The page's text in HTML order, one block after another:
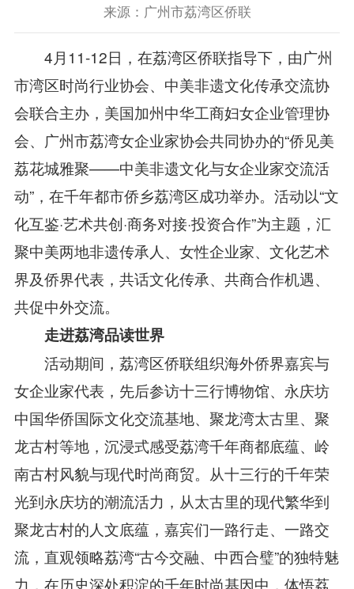
来源：广州市荔湾区侨联
4月 11-12日，在荔湾区侨联指导下，由广州
市湾区时尚行业协会、中美非遗文化传承交流协
会联合主办，美国加州中华工商妇女企业管理协
会、广州市荔湾女企业家协会共同协办的“侨见美
荔花城雅聚——中美非遗文化与女企业家交流活
动”，在千年都市侨乡荔湾区成功举办。活动以“文
化互鉴·艺术共创·商务对接·投资合作”为主题，汇
聚中美两地非遗传承人、女性企业家、文化艺术
界及侨界代表，共话文化传承、共商合作机遇、
共促中外交流。
走进荔湾品读世界
活动期间，荔湾区侨联组织海外侨界嘉宾与
女企业家代表，先后参访十三行博物馆、 永庆坊
中国华侨国际文化交流基地、 聚龙湾太古里、聚
龙古村等地，沉浸式感受荔湾千年商都底蕴、岭
南古村风貌与现代时尚商贸。从十三行的千年荣
光到永庆坊的潮流活力 ， 从太古里的现代繁华到
聚龙古村的人文底蕴，嘉宾们一路行走、一路交
流，直观领略荔湾“古今交融、中西合璧”的独特魅
力， 在历史深处积淀的千年时尚基因中，体悟荔